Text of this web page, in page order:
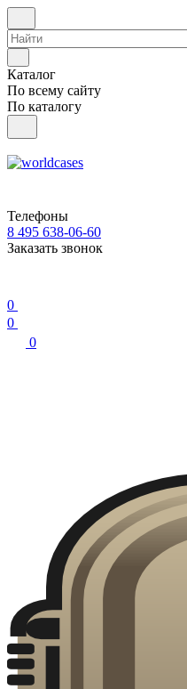
Каталог
По всему сайту
По каталогу
Телефоны
8 495 638-06-60
Заказать звонок
0
0
0